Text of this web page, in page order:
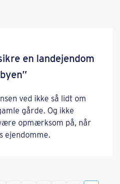
en landejendom
ved ikke så lidt om
gårde. Og ikke
opmærksom på, når
ejendomme.